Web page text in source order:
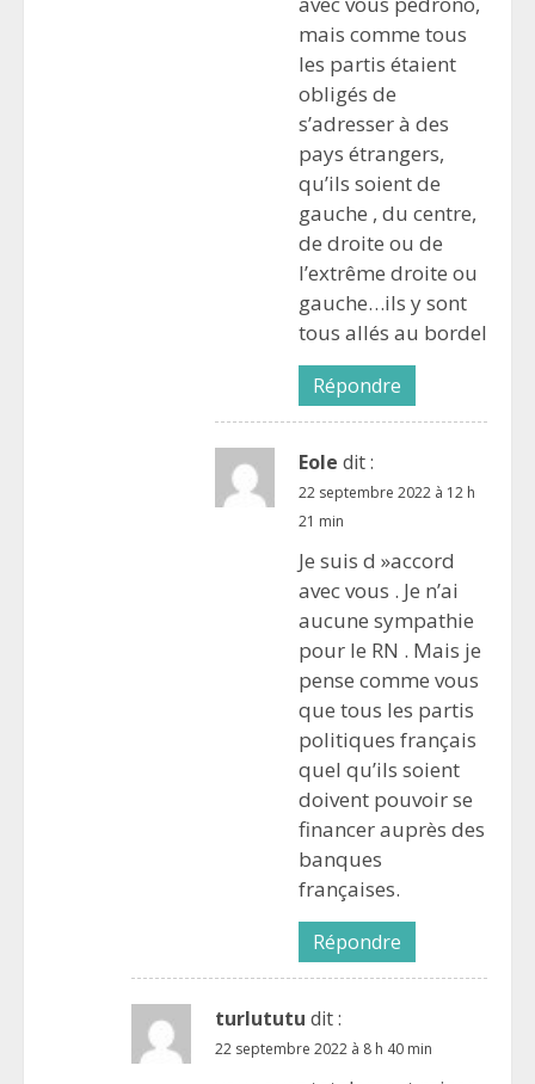
mais comme tous
les partis étaient
obligés de
s’adresser à des
pays étrangers,
qu’ils soient de
gauche , du centre,
de droite ou de
l’extrême droite ou
gauche…ils y sont
tous allés au bordel
Répondre
Eole dit :
22 septembre 2022 à 12 h
21 min
Je suis d »accord
avec vous . Je n’ai
aucune sympathie
pour le RN . Mais je
pense comme vous
que tous les partis
politiques français
quel qu’ils soient
doivent pouvoir se
financer auprès des
banques
françaises.
Répondre
turlututu dit :
22 septembre 2022 à 8 h 40 min